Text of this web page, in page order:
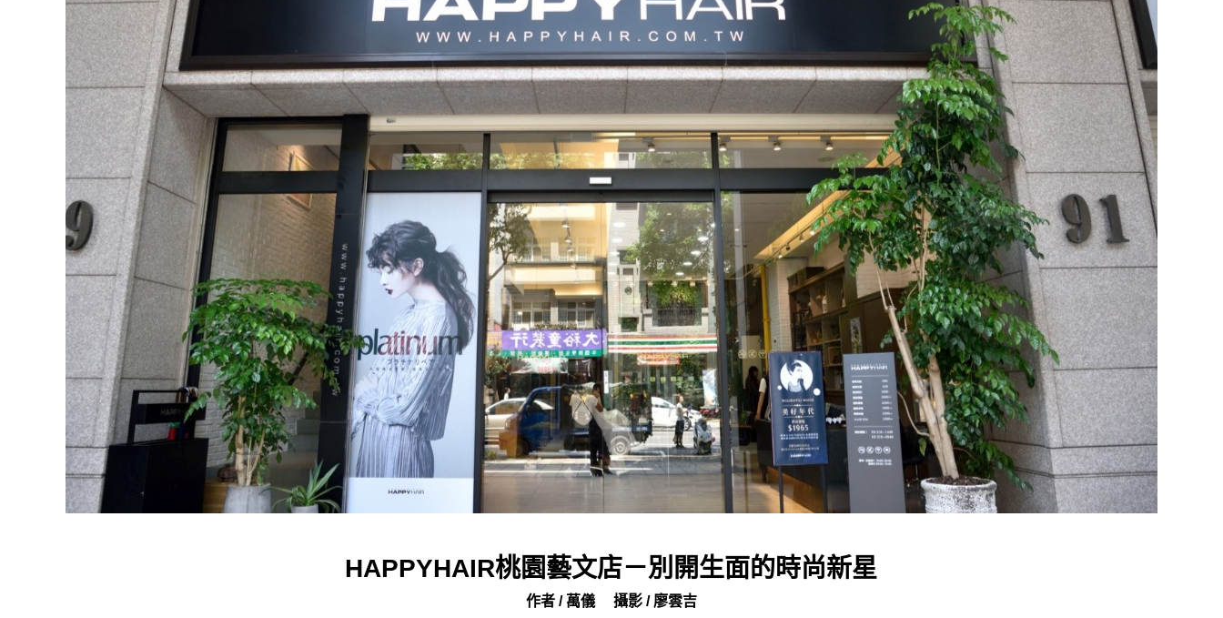
HAPPYHAIR桃園藝文店－別開生面的時尚新星
作者 / 萬儀 攝影 / 廖雲吉